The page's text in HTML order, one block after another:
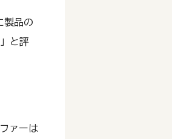
製品の
と評
ァーは